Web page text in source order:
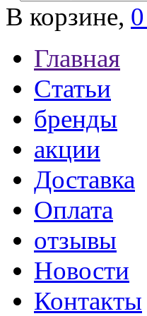
В корзине,
Главная
Статьи
бренды
акции
Доставка
Оплата
отзывы
Новости
Контакты